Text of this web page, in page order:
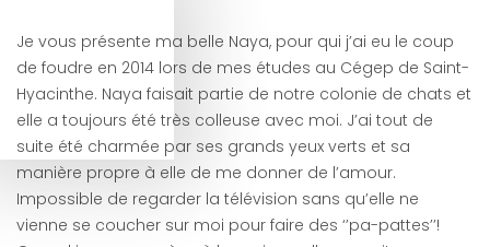
Je vous présente ma belle Naya, pour qui j’ai eu le coup
de foudre en 2014 lors de mes études au Cégep de Saint-
Hyacinthe. Naya faisait partie de notre colonie de chats et
elle a toujours été très colleuse avec moi. J’ai tout de
suite été charmée par ses grands yeux verts et sa
manière propre à elle de me donner de l’amour.
Impossible de regarder la télévision sans qu’elle ne
vienne se coucher sur moi pour faire des ‘’pa-pattes’’!